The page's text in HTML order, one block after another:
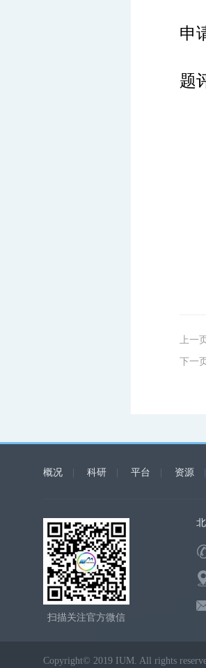
申
题
上一
下一
概况 科研 平台 资源
扫描关注官方微信
Copyright© 2019 IUM. All rights